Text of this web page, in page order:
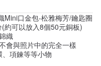
Mini口金包-松雅梅芳/鑰匙圈
約可以放入8個50元銅板)
織
會與照片中的完全一樣
項鍊等等小物